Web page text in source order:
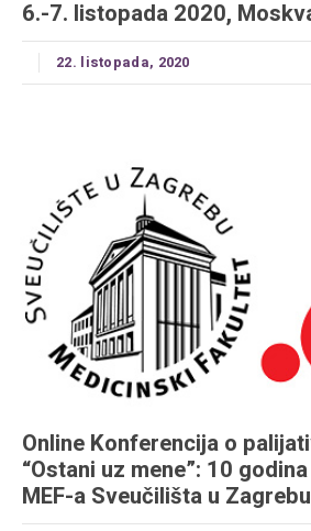
6.-7. listopada 2020,
22. listopada, 2020
Online Konferencija o
“Ostani uz mene”: 10
MEF-a Sveučilišta u Zagrebu